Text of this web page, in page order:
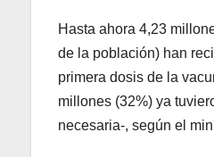
Hasta ahora 4,23
de la población) han
primera dosis de la
millones (32%) ya
necesaria-, según el